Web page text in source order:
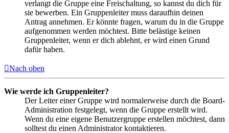
verlangt die Gruppe eine Freischaltung, so kannst du dich für
sie bewerben. Ein Gruppenleiter muss daraufhin deinen
Antrag annehmen. Er könnte fragen, warum du in die Gruppe
aufgenommen werden möchtest. Bitte belästige keinen
Gruppenleiter, wenn er dich ablehnt, er wird einen Grund
dafür haben.
Nach oben
Wie werde ich Gruppenleiter?
Der Leiter einer Gruppe wird normalerweise durch die Board-
Administration festgelegt, wenn die Gruppe erstellt wird.
Wenn du eine eigene Benutzergruppe erstellen möchtest, dann
solltest du einen Administrator kontaktieren.